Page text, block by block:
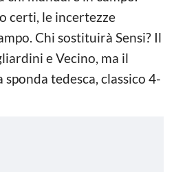
certi, le incertezze
Chi sostituirà Sensi? Il
e Vecino, ma il
tedesca, classico 4-